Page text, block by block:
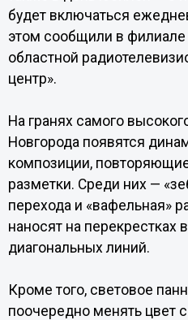
будет включаться
этом сообщили в
областной
центр».
На гранях самого
Новгорода появятся
композиции,
разметки. Среди них —
перехода и «вафельная»
наносят на перекрестках
диагональных линий.
Кроме того, световое
поочередно менять цвет